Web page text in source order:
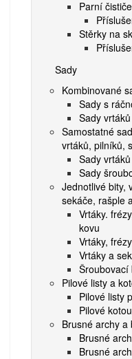
Parní čističe
Stěrky na
Sady
Kombinované
Sady s
Sady
Samostatné
vrtáků, pilníků,
Sady
Sady
Jednotlivé bity,
sekáče, rašple
Vrtáky.
kovu
Vrtáky,
Vrtáky a
Šroubovací
Pilové listy a
Pilové listy
Pilové
Brusné archy a
Brusné
Brusné